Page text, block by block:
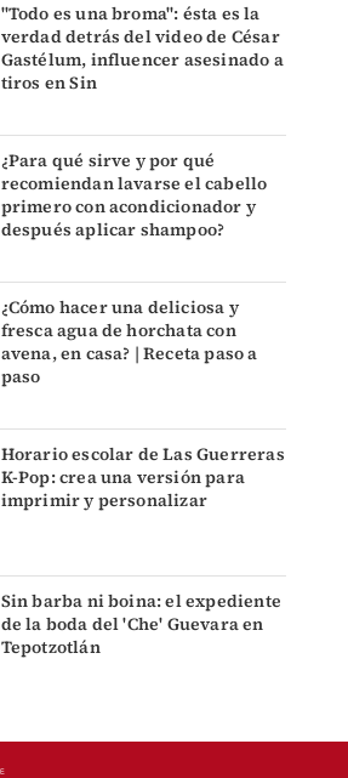
"Todo es una broma": ésta es la
verdad detrás del video de César
Gastélum, influencer asesinado a
tiros en Sin
¿Para qué sirve y por qué
recomiendan lavarse el cabello
primero con acondicionador y
después aplicar shampoo?
¿Cómo hacer una deliciosa y
fresca agua de horchata con
avena, en casa? | Receta paso a
paso
Horario escolar de Las Guerreras
K-Pop: crea una versión para
imprimir y personalizar
Sin barba ni boina: el expediente
de la boda del 'Che' Guevara en
Tepotzotlán